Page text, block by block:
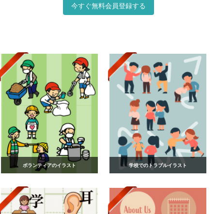
今すぐ無料会員登録する
ボランティアのイラスト 学校でのトラブルイラスト